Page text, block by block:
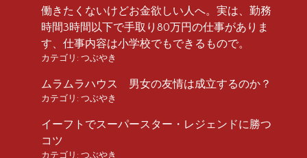
働きたくないけどお金欲しい人へ。実は、勤務
時間3時間以下で手取り80万円の仕事がありま
す、仕事内容は小学校でもできるもので。
カテゴリ: つぶやき
ムラムラハウス 男女の友情は成立するのか？
カテゴリ: つぶやき
イーフトでスーパースター・レジェンドに勝つ
コツ
カテゴリ: つぶやき